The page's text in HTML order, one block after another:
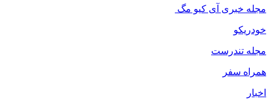
مجله خبری آی کیو مگ
خودریکو
مجله‌ تندرست
همراه سفر
اخبار